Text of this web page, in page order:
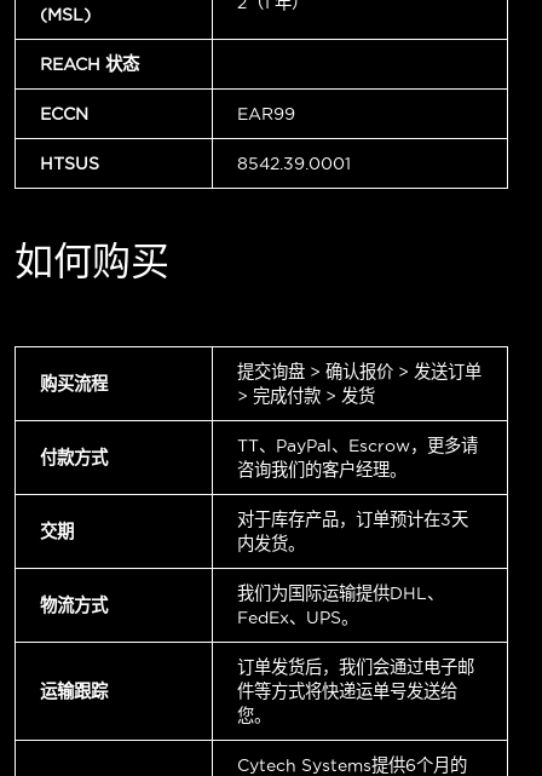
(MSL)
REACH 状态
ECCN EAR99
HTSUS 8542.39.0001
如何购买
购买流程
提交询盘 > 确认报价 > 发送订单
> 完成付款 > 发货
付款方式
TT、PayPal、Escrow，更多请
咨询我们的客户经理。
交期
对于库存产品，订单预计在3天
内发货。
物流方式
我们为国际运输提供DHL、
FedEx、UPS。
运输跟踪
订单发货后，我们会通过电子邮
件等方式将快递运单号发送给
您。
Cytech Systems提供6个月的